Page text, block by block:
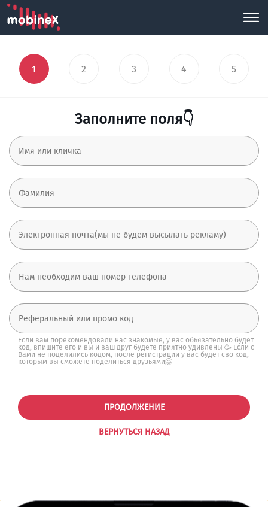
1 2 3 4 5
Заполните поля👇
Если вам порекомендовали нас знакомые, у вас обьязательно будет
код, впишите его и вы и ваш друг будете приятно удивлены 🥳 Если с
Вами не поделились кодом, после регистрации у вас будет сво код,
которым вы сможете поделиться друзьями🤗
ВЕРНУТЬСЯ НАЗАД
ПРОДОЛЖЕНИЕ